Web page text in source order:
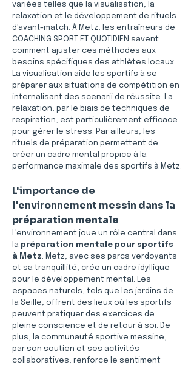
variées telles que la visualisation, la
relaxation et le développement de rituels
d'avant-match. À Metz, les entraîneurs de
COACHING SPORT ET QUOTIDIEN savent
comment ajuster ces méthodes aux
besoins spécifiques des athlètes locaux.
La visualisation aide les sportifs à se
préparer aux situations de compétition en
internalisant des scenarii de réussite. La
relaxation, par le biais de techniques de
respiration, est particulièrement efficace
pour gérer le stress. Par ailleurs, les
rituels de préparation permettent de
créer un cadre mental propice à la
performance maximale des sportifs à Metz.
L'importance de
l'environnement messin dans la
préparation mentale
L'environnement joue un rôle central dans
la préparation mentale pour sportifs
à Metz. Metz, avec ses parcs verdoyants
et sa tranquillité, crée un cadre idyllique
pour le développement mental. Les
espaces naturels, tels que les jardins de
la Seille, offrent des lieux où les sportifs
peuvent pratiquer des exercices de
pleine conscience et de retour à soi. De
plus, la communauté sportive messine,
par son soutien et ses activités
collaboratives, renforce le sentiment